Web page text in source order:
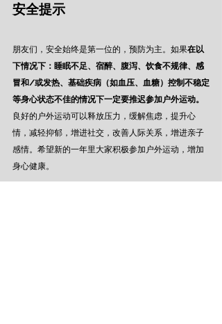
安全提示
朋友们，安全始终是第一位的，预防为主。如果在以
下情况下：睡眠不足、宿醉、腹泻、饮食不规律、感
冒和/或发热、基础疾病（如血压、血糖）控制不稳定
等身心状态不佳的情况下一定要推迟参加户外运动。
良好的户外运动可以释放压力，缓解焦虑，提升心
情，减轻抑郁，增进社交，改善人际关系，增进亲子
感情。希望新的一年里大家积极参加户外运动，增加
身心健康。